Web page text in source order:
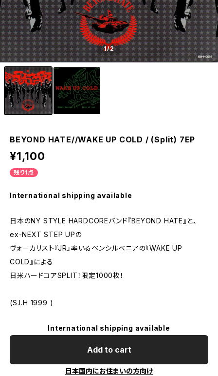
1/2
BEYOND HATE//WAKE UP COLD / (Split) 7EP
¥1,100
残り1点
International shipping available
日本のNY STYLE HARDCOREバンド『BEYOND HATE』と、
ex-NEXT STEP UPの
ヴォーカリスト『JR』率いるペンシルベニアの『WAKE UP
COLD』による
日米ハードコアSPLIT！限定1000枚！
(S.I.H 1999 )
International shipping available
Add to cart
日本国内にお住まいの方向け